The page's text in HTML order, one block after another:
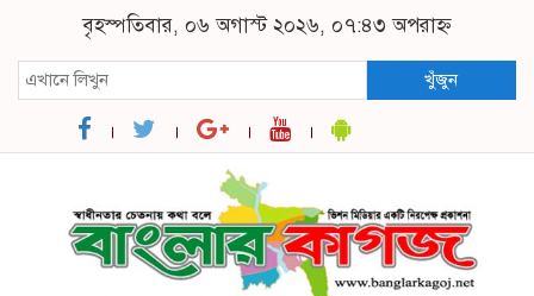
বৃহস্পতিবার, ০৬ অগাস্ট ২০২৬, ০৭:৪৩ অপরাহ্ন
খুঁজুন